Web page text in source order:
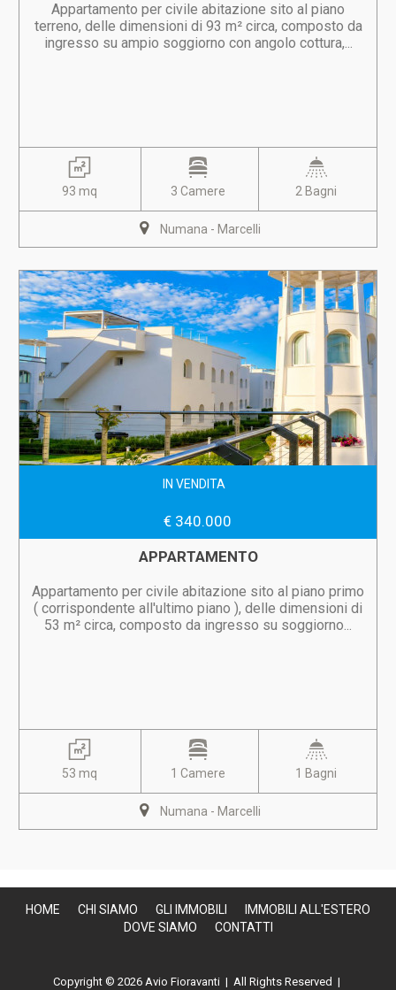
Appartamento per civile abitazione sito al piano
terreno, delle dimensioni di 93 m² circa, composto da
ingresso su ampio soggiorno con angolo cottura,...
93 mq 3 Camere 2 Bagni
Numana - Marcelli
IN VENDITA
€ 340.000
APPARTAMENTO
Appartamento per civile abitazione sito al piano primo
( corrispondente all'ultimo piano ), delle dimensioni di
53 m² circa, composto da ingresso su soggiorno...
53 mq 1 Camere 1 Bagni
Numana - Marcelli
HOME CHI SIAMO GLI IMMOBILI
IMMOBILI ALL'ESTERO
DOVE SIAMO
CONTATTI
Copyright © 2026 Avio Fioravanti | All Rights Reserved |